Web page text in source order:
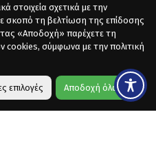
στοιχεία σχετικά με την
σκοπό τη βελτίωση της επίδοσης
«Αποδοχή» παρέχετε τη
σύμφωνα με την πολιτική
επιλογές Αποδοχή όλων